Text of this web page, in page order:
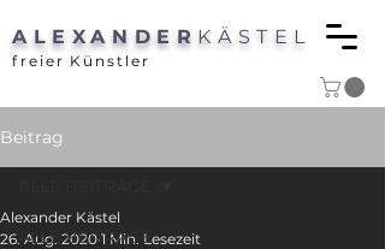
ALEXANDER KÄSTEL
freier Künstler
Beitrag
ALLE BEITRÄGE
Alexander Kästel
26. Aug. 2020 1 Min. Lesezeit